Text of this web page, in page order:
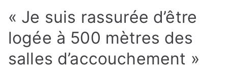
« Je suis rassurée d’être
logée à 500 mètres des
salles d’accouchement »